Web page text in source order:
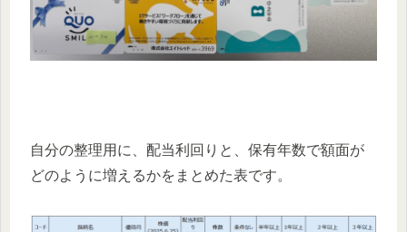
自分の整理用に、配当利回りと、保有年数で額面が
どのように増えるかをまとめた表です。